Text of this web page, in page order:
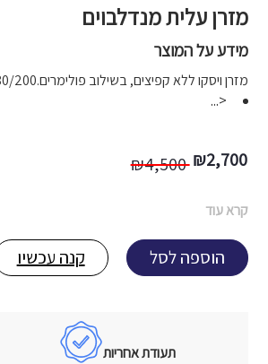
מזרן עלית מנדלבוים
מידע על המוצר
מזרן ויסקו ללא קפיצים, בשילוב פולימרים.80/200
<...
4,500
₪
המחיר
המקורי
היה:
2,700
₪המחיר
הנוכחי
הוא:
קרא עוד
הוספה לסל קנה עכשיו
תעודת אחריות